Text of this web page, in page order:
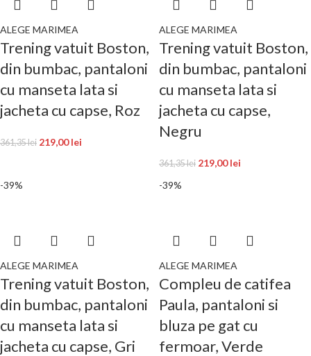
ALEGE MARIMEA
Trening vatuit Boston,
din bumbac, pantaloni
cu manseta lata si
jacheta cu capse, Roz
361,35lei 219,00lei
ALEGE MARIMEA
Trening vatuit Boston,
din bumbac, pantaloni
cu manseta lata si
jacheta cu capse,
Negru
361,35lei 219,00lei
-39%
ALEGE MARIMEA
Trening vatuit Boston,
din bumbac, pantaloni
cu manseta lata si
jacheta cu capse, Gri
-39%
ALEGE MARIMEA
Compleu de catifea
Paula, pantaloni si
bluza pe gat cu
fermoar, Verde